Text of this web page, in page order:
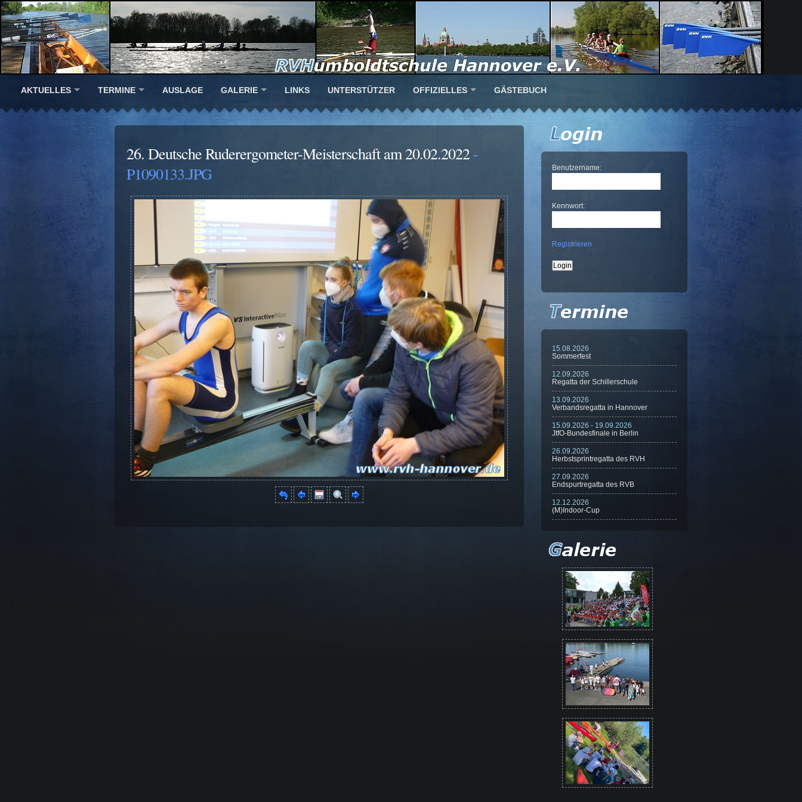
AKTUELLES TERMINE AUSLAGE GALERIE LINKS UNTERSTÜTZER OFFIZIELLES GÄSTEBUCH
26. Deutsche Ruderergometer-Meisterschaft am 20.02.2022-
P1090133.JPG
Benutzername:
Kennwort:
Registrieren
15.08.2026
Sommerfest
12.09.2026
Regatta der Schillerschule
13.09.2026
Verbandsregatta in Hannover
15.09.2026 - 19.09.2026
JtfO-Bundesfinale in Berlin
26.09.2026
Herbstsprintregatta des RVH
27.09.2026
Endspurtregatta des RVB
12.12.2026
(M)Indoor-Cup